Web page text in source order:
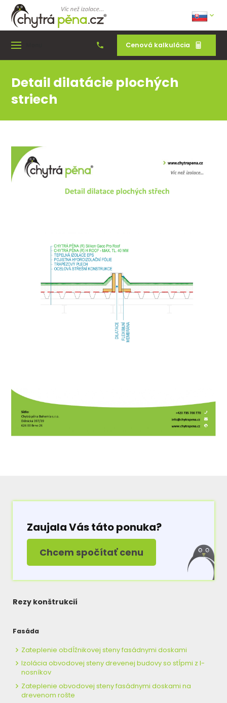
Cenová kalkulácia
Detail dilatácie plochých
striech
Zaujala Vás táto ponuka?
Chcem spočítať cenu
Rezy konštrukcií
Fasáda
Zateplenie obdĺžnikovej steny fasádnymi doskami
Izolácia obvodovej steny drevenej budovy so stĺpmi z I-
nosníkov
Zateplenie obvodovej steny fasádnymi doskami na
drevenom rošte